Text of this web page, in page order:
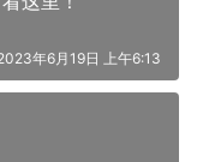
年6月19日 上午6:13